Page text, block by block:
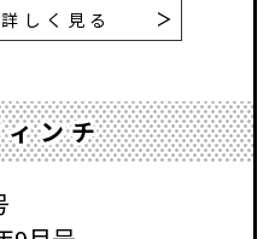
詳しく見る
ィンチ